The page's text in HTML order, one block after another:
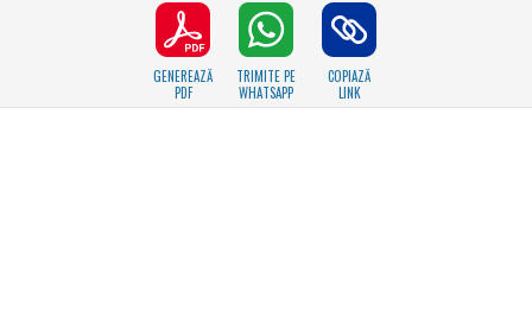
GENEREAZĂ
PDF
TRIMITE PE
WHATSAPP
COPIAZĂ
LINK